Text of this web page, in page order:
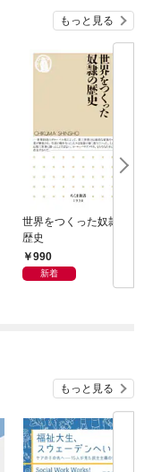
もっと見る
世界をつくった奴隷の
歴史
990
新着
もっと見る